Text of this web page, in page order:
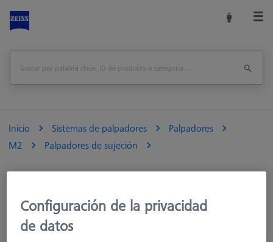
Inicio Sistemas de palpadores
Palpadores
M2
Palpadores de sujeción
Configuración de la privacidad
de datos